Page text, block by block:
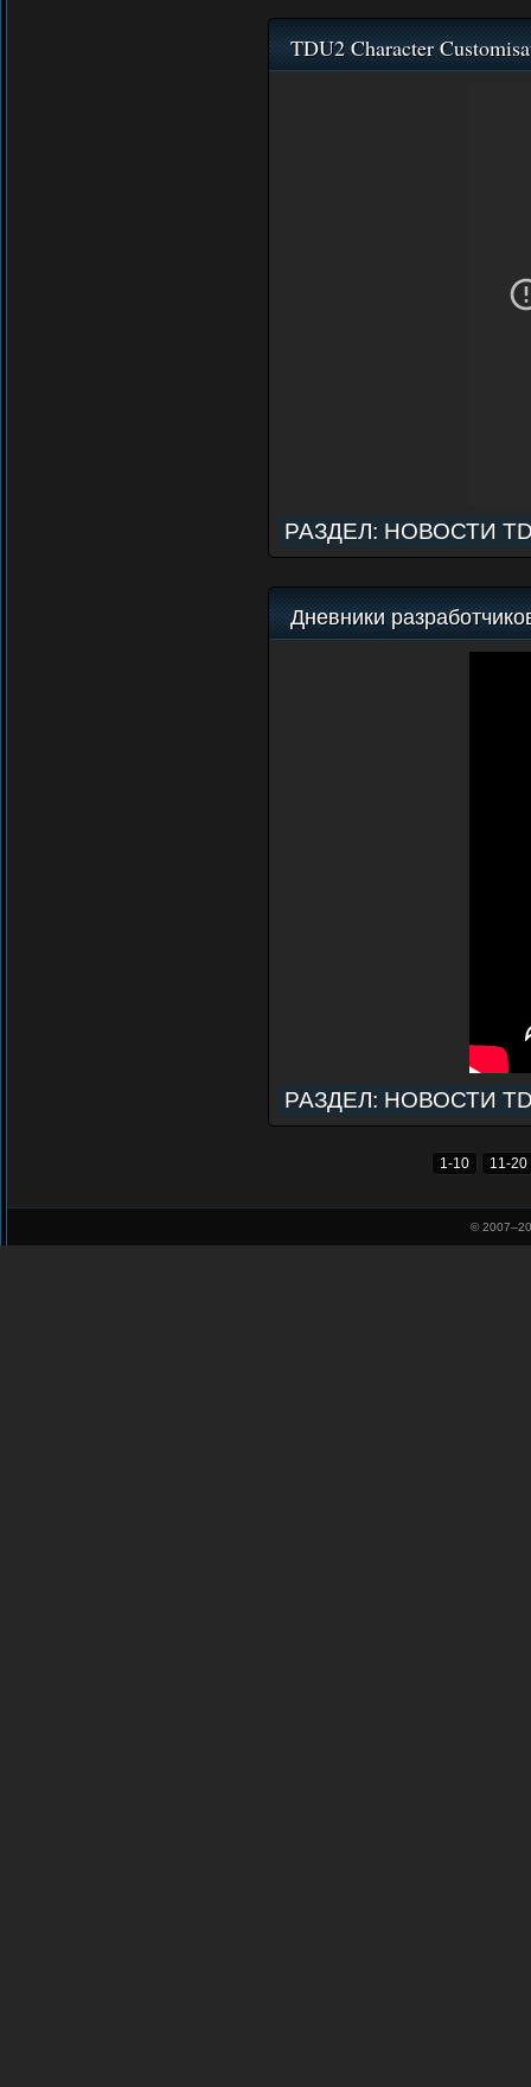
TDU2 Character
РАЗДЕЛ: НОВОСТИ
Дневники
РАЗДЕЛ: НОВОСТИ
1-10 11-20
© 2007–